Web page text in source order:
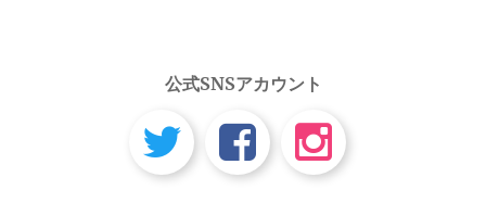
公式SNSアカウント